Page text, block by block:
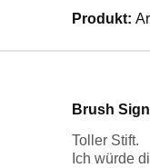
Produkt:
Brush
Toller Stift.
Ich würde